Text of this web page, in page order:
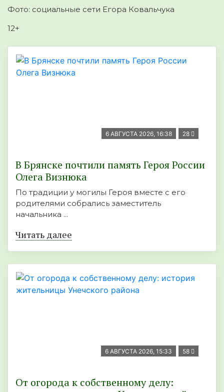
Фото: социальные сети Егора Ковальчука
12+
6 АВГУСТА 2026, 16:38 28
В Брянске почтили память Героя России
Олега Визнюка
По традиции у могилы Героя вместе с его
родителями собрались заместитель
начальника ...
Читать далее
6 АВГУСТА 2026, 15:33 58
От огорода к собственному делу: